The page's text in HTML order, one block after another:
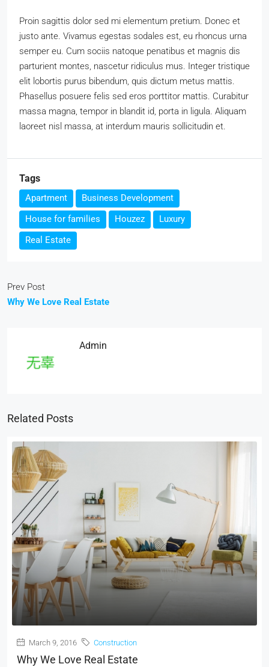
Proin sagittis dolor sed mi elementum pretium. Donec et
justo ante. Vivamus egestas sodales est, eu rhoncus urna
semper eu. Cum sociis natoque penatibus et magnis dis
parturient montes, nascetur ridiculus mus. Integer tristique
elit lobortis purus bibendum, quis dictum metus mattis.
Phasellus posuere felis sed eros porttitor mattis. Curabitur
massa magna, tempor in blandit id, porta in ligula. Aliquam
laoreet nisl massa, at interdum mauris sollicitudin et.
Tags
Apartment
Business Development
House for families
Houzez
Luxury
Real Estate
Prev Post
Why We Love Real Estate
Admin
Related Posts
March 9, 2016 Construction
Why We Love Real Estate